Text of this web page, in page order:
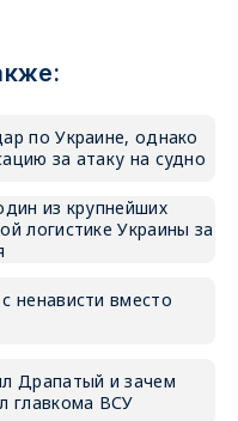
по Украине, однако
за атаку на судно
из крупнейших
логистике Украины за
ненависти вместо
Драпатый и зачем
главкома ВСУ